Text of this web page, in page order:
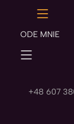
ODE MNIE
+48 607